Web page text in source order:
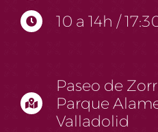
10 a 14h /
Paseo de
Parque
Valladolid